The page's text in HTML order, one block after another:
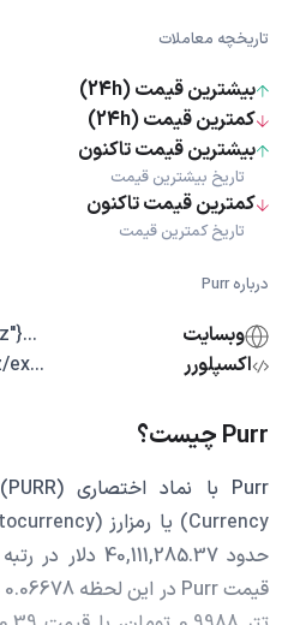
تاریخچه معاملات
بیشترین قیمت (24h)
کمترین قیمت (24h)
بیشترین قیمت تاکنون
تاریخ بیشترین قیمت
کمترین قیمت تاکنون
تاریخ کمترین قیمت
درباره Purr
وبسایت
...{"https://app.hyperliquid.xyz/
اکسپلورر
...https://app.hyperliquid.xyz/ex
Purr چیست؟